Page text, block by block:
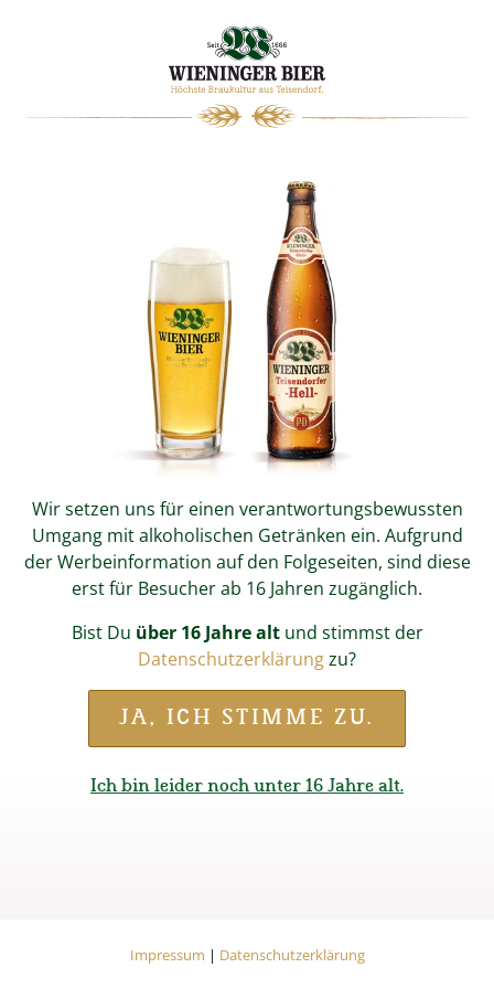
WIENINGERMAGAZIN
Kurzgebratender Zwiebelrostbraten mit Malzbier-Sauce
Start Magazin Zwiebelrostbraten
Zwiebelrostbraten
Wir setzen uns für einen verantwortungsbewussten
Umgang mit alkoholischen Getränken ein. Aufgrund
der Werbeinformation auf den Folgeseiten, sind diese
erst für Besucher ab 16 Jahren zugänglich.
Bist Du über 16 Jahre altund stimmst der
Datenschutzerklärungzu?
JA, ICH STIMME ZU.
Ich bin leider noch unter 16 Jahre alt.
Impressum | Datenschutzerklärung